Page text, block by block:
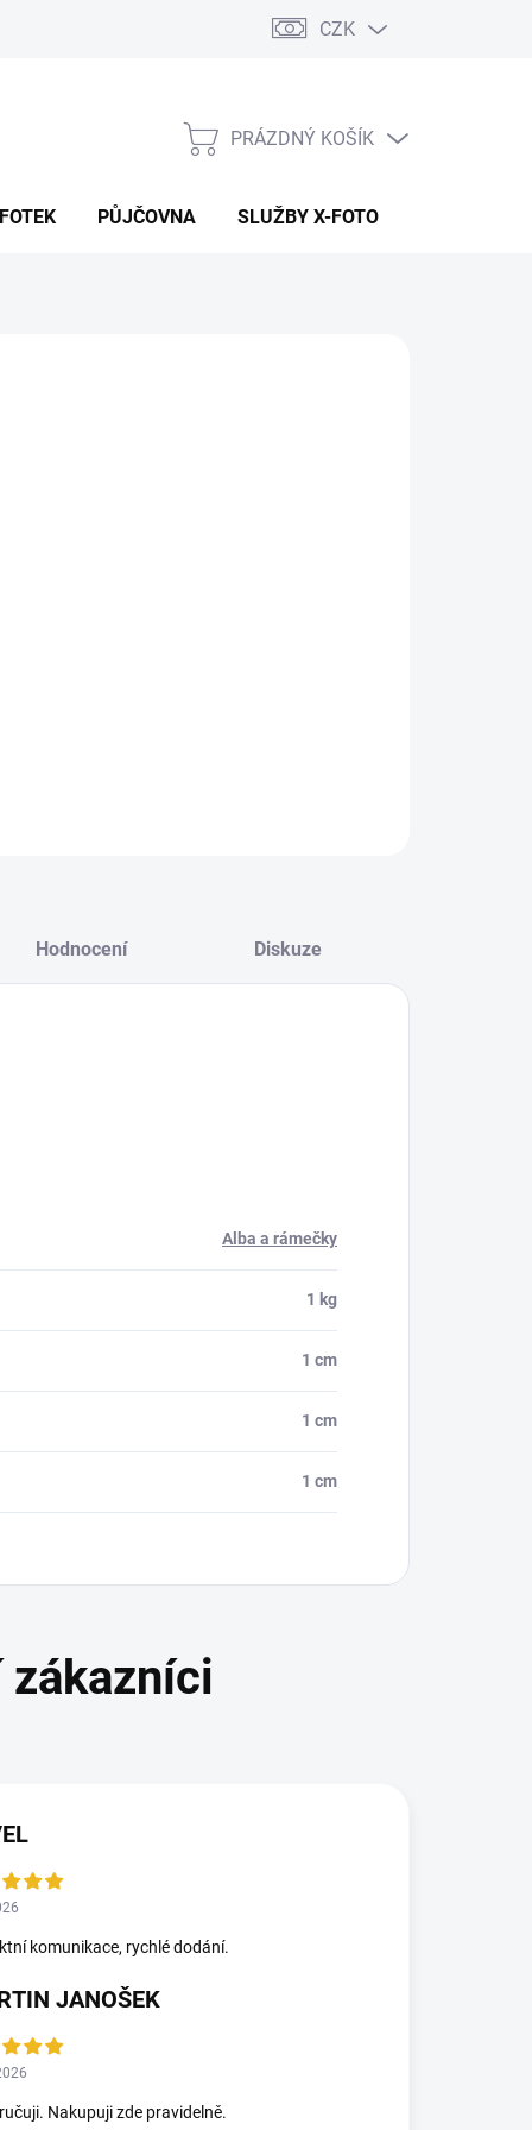
CZK
NÁKUPNÍ
PRÁZDNÝ KOŠÍK
PŮJČOVNA SLUŽBY X-FOTO
Hodnocení Diskuze
Alba a rámečky
1 kg
1 cm
1 cm
1 cm
komunikace, rychlé dodání.
JANOŠEK
Nakupuji zde pravidelně.